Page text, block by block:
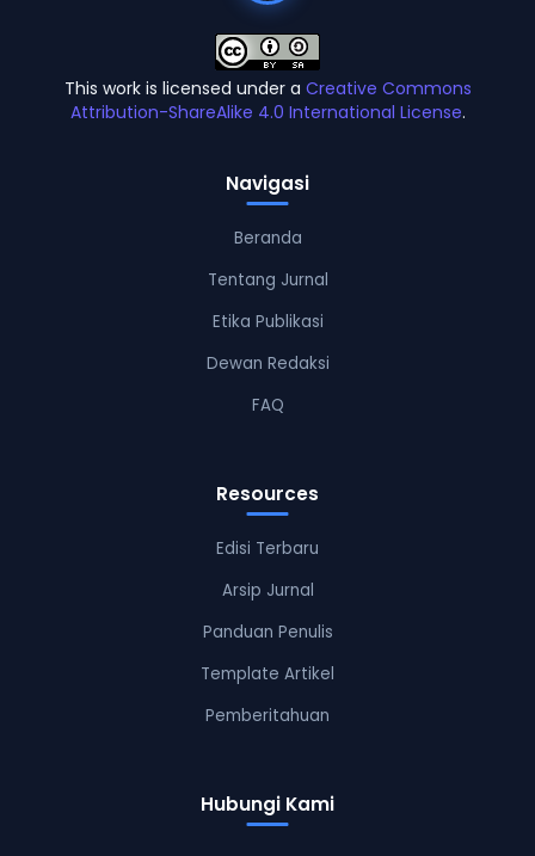
This work is licensed under a Creative Commons
Attribution-ShareAlike 4.0 International License.
Navigasi
Beranda
Tentang Jurnal
Etika Publikasi
Dewan Redaksi
FAQ
Resources
Edisi Terbaru
Arsip Jurnal
Panduan Penulis
Template Artikel
Pemberitahuan
Hubungi Kami